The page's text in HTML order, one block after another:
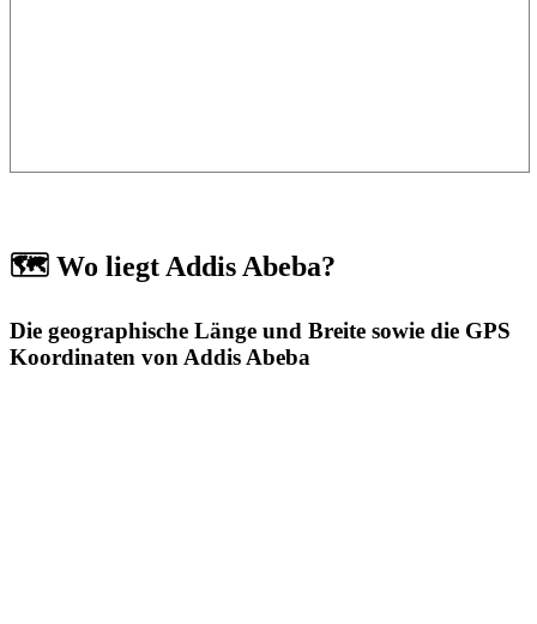
🗺️ Wo liegt Addis Abeba?
Die geographische Länge und Breite sowie die GPS
Koordinaten von Addis Abeba